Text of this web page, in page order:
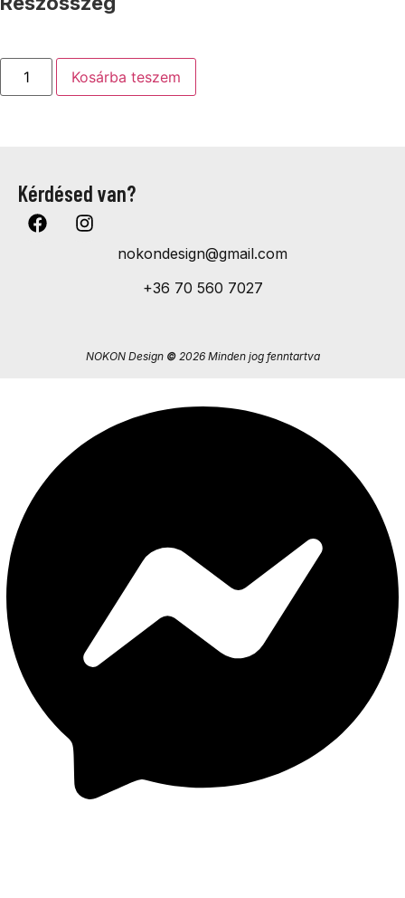
Kosárba teszem
Kérdésed van?
nokondesign@gmail.com
+36 70 560 7027
NOKON Design ©2026 Minden jog fenntartva